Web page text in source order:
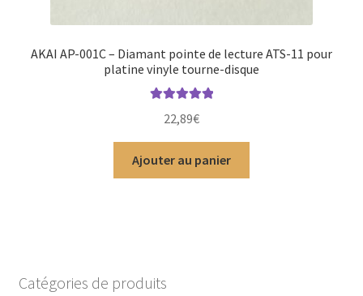
AKAI AP-001C – Diamant pointe de lecture ATS-11 pour
platine vinyle tourne-disque
5
22,89€
Ajouter au panier
Catégories de produits